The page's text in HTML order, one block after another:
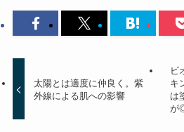
太陽とは適度に仲良く。紫
外線による肌への影響
ビ
キ
は
が